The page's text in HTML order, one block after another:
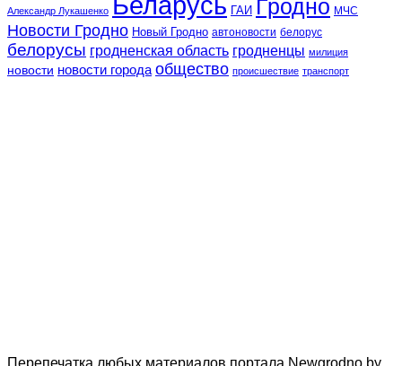
Александр Лукашенко ГАИ Гродно МЧС
Новости Гродно Новый Гродно автоновости белорус
белорусы гродненская область гродненцы милиция
новости новости города общество происшествие транспорт
Перепечатка любых материалов портала Newgrodno.by